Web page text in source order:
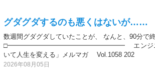
グダグダするのも悪くはないが……
数週間グダグダしていたことが、 なんと、90分で
□━━━━━━━━━━━━━━━━━━ エンジニ
いて人生を変える」メルマガ Vol.1058 202
2026年08月05日